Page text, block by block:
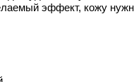
эффект, кожу